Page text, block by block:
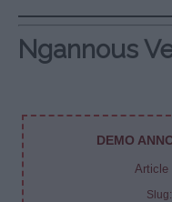
Ngannous
DEMO
Article
Slug: